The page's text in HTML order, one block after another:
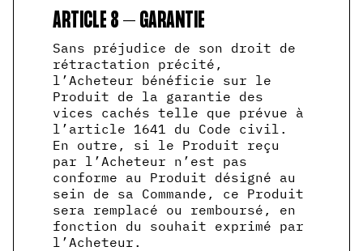
ARTICLE 8 – GARANTIE
Sans préjudice de son droit de
rétractation précité,
l’Acheteur bénéficie sur le
Produit de la garantie des
vices cachés telle que prévue à
l’article 1641 du Code civil.
En outre, si le Produit reçu
par l’Acheteur n’est pas
conforme au Produit désigné au
sein de sa Commande, ce Produit
sera remplacé ou remboursé, en
fonction du souhait exprimé par
l’Acheteur.